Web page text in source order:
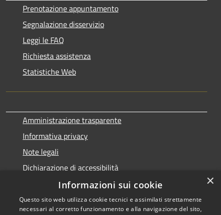
Prenotazione appuntamento
Segnalazione disservizio
Leggi le FAQ
Richiesta assistenza
Statistiche Web
Amministrazione trasparente
Informativa privacy
Note legali
Dichiarazione di accessibilità
×
Informazioni sui cookie
Questo sito web utilizza cookie tecnici e assimilati strettamente
necessari al corretto funzionamento e alla navigazione del sito,